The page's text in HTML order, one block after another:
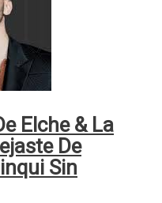
Elche & La
De
Sin